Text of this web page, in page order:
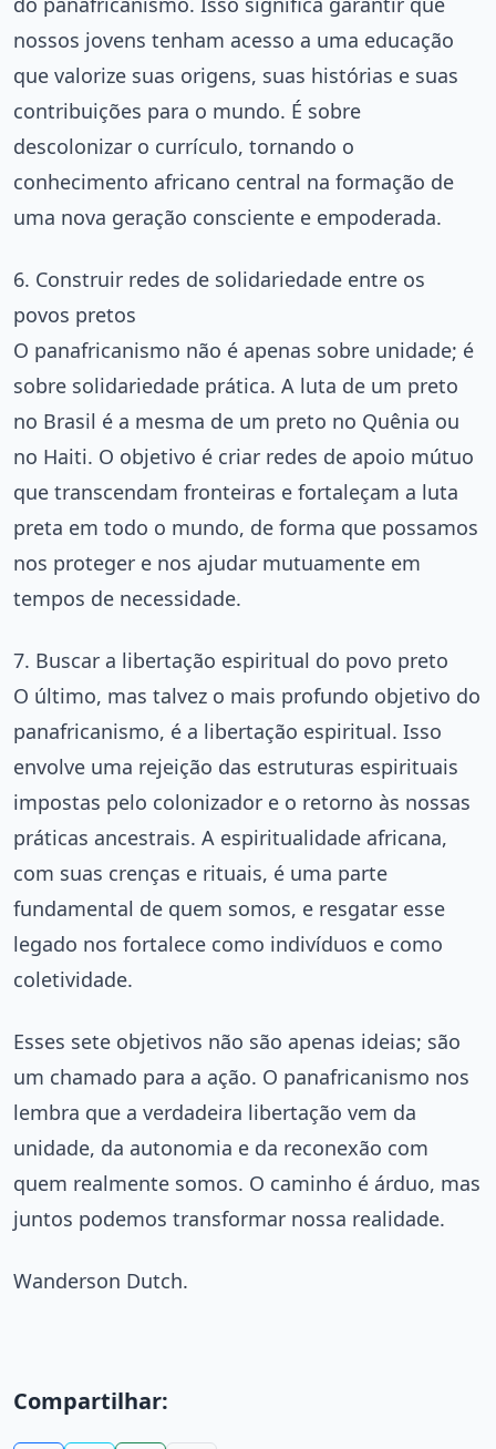
nossos jovens tenham acesso a uma educação
que valorize suas origens, suas histórias e suas
contribuições para o mundo. É sobre
descolonizar o currículo, tornando o
conhecimento africano central na formação de
uma nova geração consciente e empoderada.
6. Construir redes de solidariedade entre os
povos pretos
O panafricanismo não é apenas sobre unidade; é
sobre solidariedade prática. A luta de um preto
no Brasil é a mesma de um preto no Quênia ou
no Haiti. O objetivo é criar redes de apoio mútuo
que transcendam fronteiras e fortaleçam a luta
preta em todo o mundo, de forma que possamos
nos proteger e nos ajudar mutuamente em
tempos de necessidade.
7. Buscar a libertação espiritual do povo preto
O último, mas talvez o mais profundo objetivo do
panafricanismo, é a libertação espiritual. Isso
envolve uma rejeição das estruturas espirituais
impostas pelo colonizador e o retorno às nossas
práticas ancestrais. A espiritualidade africana,
com suas crenças e rituais, é uma parte
fundamental de quem somos, e resgatar esse
legado nos fortalece como indivíduos e como
coletividade.
Esses sete objetivos não são apenas ideias; são
um chamado para a ação. O panafricanismo nos
lembra que a verdadeira libertação vem da
unidade, da autonomia e da reconexão com
quem realmente somos. O caminho é árduo, mas
juntos podemos transformar nossa realidade.
Wanderson Dutch.
Compartilhar: